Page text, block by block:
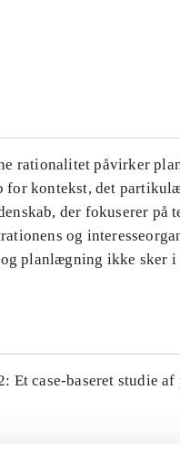
rationalitet påvirker
kontekst, det
der fokuserer på
og
planlægning ikke sker i
Et case-baseret studie